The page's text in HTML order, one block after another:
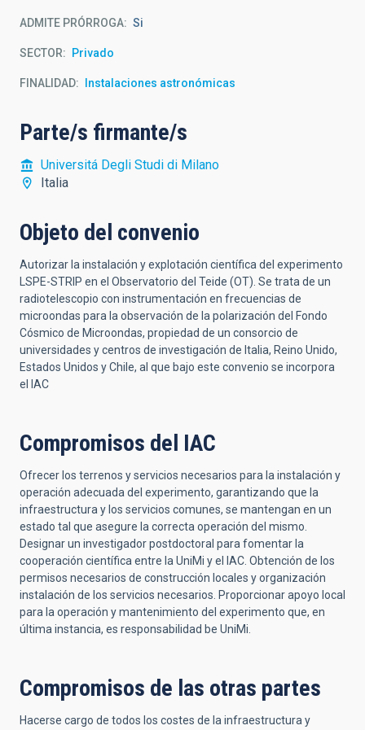
ADMITE PRÓRROGA Si
SECTOR Privado
FINALIDAD Instalaciones astronómicas
Parte/s firmante/s
Universitá Degli Studi di Milano
Italia
Objeto del convenio
Autorizar la instalación y explotación científica del experimento
LSPE-STRIP en el Observatorio del Teide (OT). Se trata de un
radiotelescopio con instrumentación en frecuencias de
microondas para la observación de la polarización del Fondo
Cósmico de Microondas, propiedad de un consorcio de
universidades y centros de investigación de Italia, Reino Unido,
Estados Unidos y Chile, al que bajo este convenio se incorpora
el IAC
Compromisos del IAC
Ofrecer los terrenos y servicios necesarios para la instalación y
operación adecuada del experimento, garantizando que la
infraestructura y los servicios comunes, se mantengan en un
estado tal que asegure la correcta operación del mismo.
Designar un investigador postdoctoral para fomentar la
cooperación científica entre la UniMi y el IAC. Obtención de los
permisos necesarios de construcción locales y organización
instalación de los servicios necesarios. Proporcionar apoyo local
para la operación y mantenimiento del experimento que, en
última instancia, es responsabilidad be UniMi.
Compromisos de las otras partes
Hacerse cargo de todos los costes de la infraestructura y